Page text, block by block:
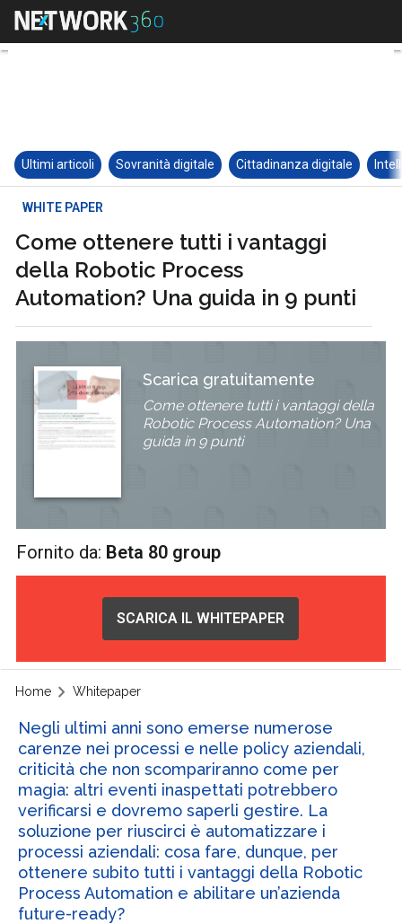
Ultimi articoli Sovranità digitale Cittadinanza digitale
WHITE PAPER
Come ottenere tutti i vantaggi
della Robotic Process
Automation? Una guida in 9 punti
Scarica gratuitamente
Come ottenere tutti i vantaggi della
Robotic Process Automation? Una
guida in 9 punti
Fornito da: Beta 80 group
SCARICA IL WHITEPAPER
Home Whitepaper
Negli ultimi anni sono emerse numerose
carenze nei processi e nelle policy aziendali,
criticità che non scompariranno come per
magia: altri eventi inaspettati potrebbero
verificarsi e dovremo saperli gestire. La
soluzione per riuscirci è automatizzare i
processi aziendali: cosa fare, dunque, per
ottenere subito tutti i vantaggi della Robotic
Process Automation e abilitare un’azienda
future-ready?